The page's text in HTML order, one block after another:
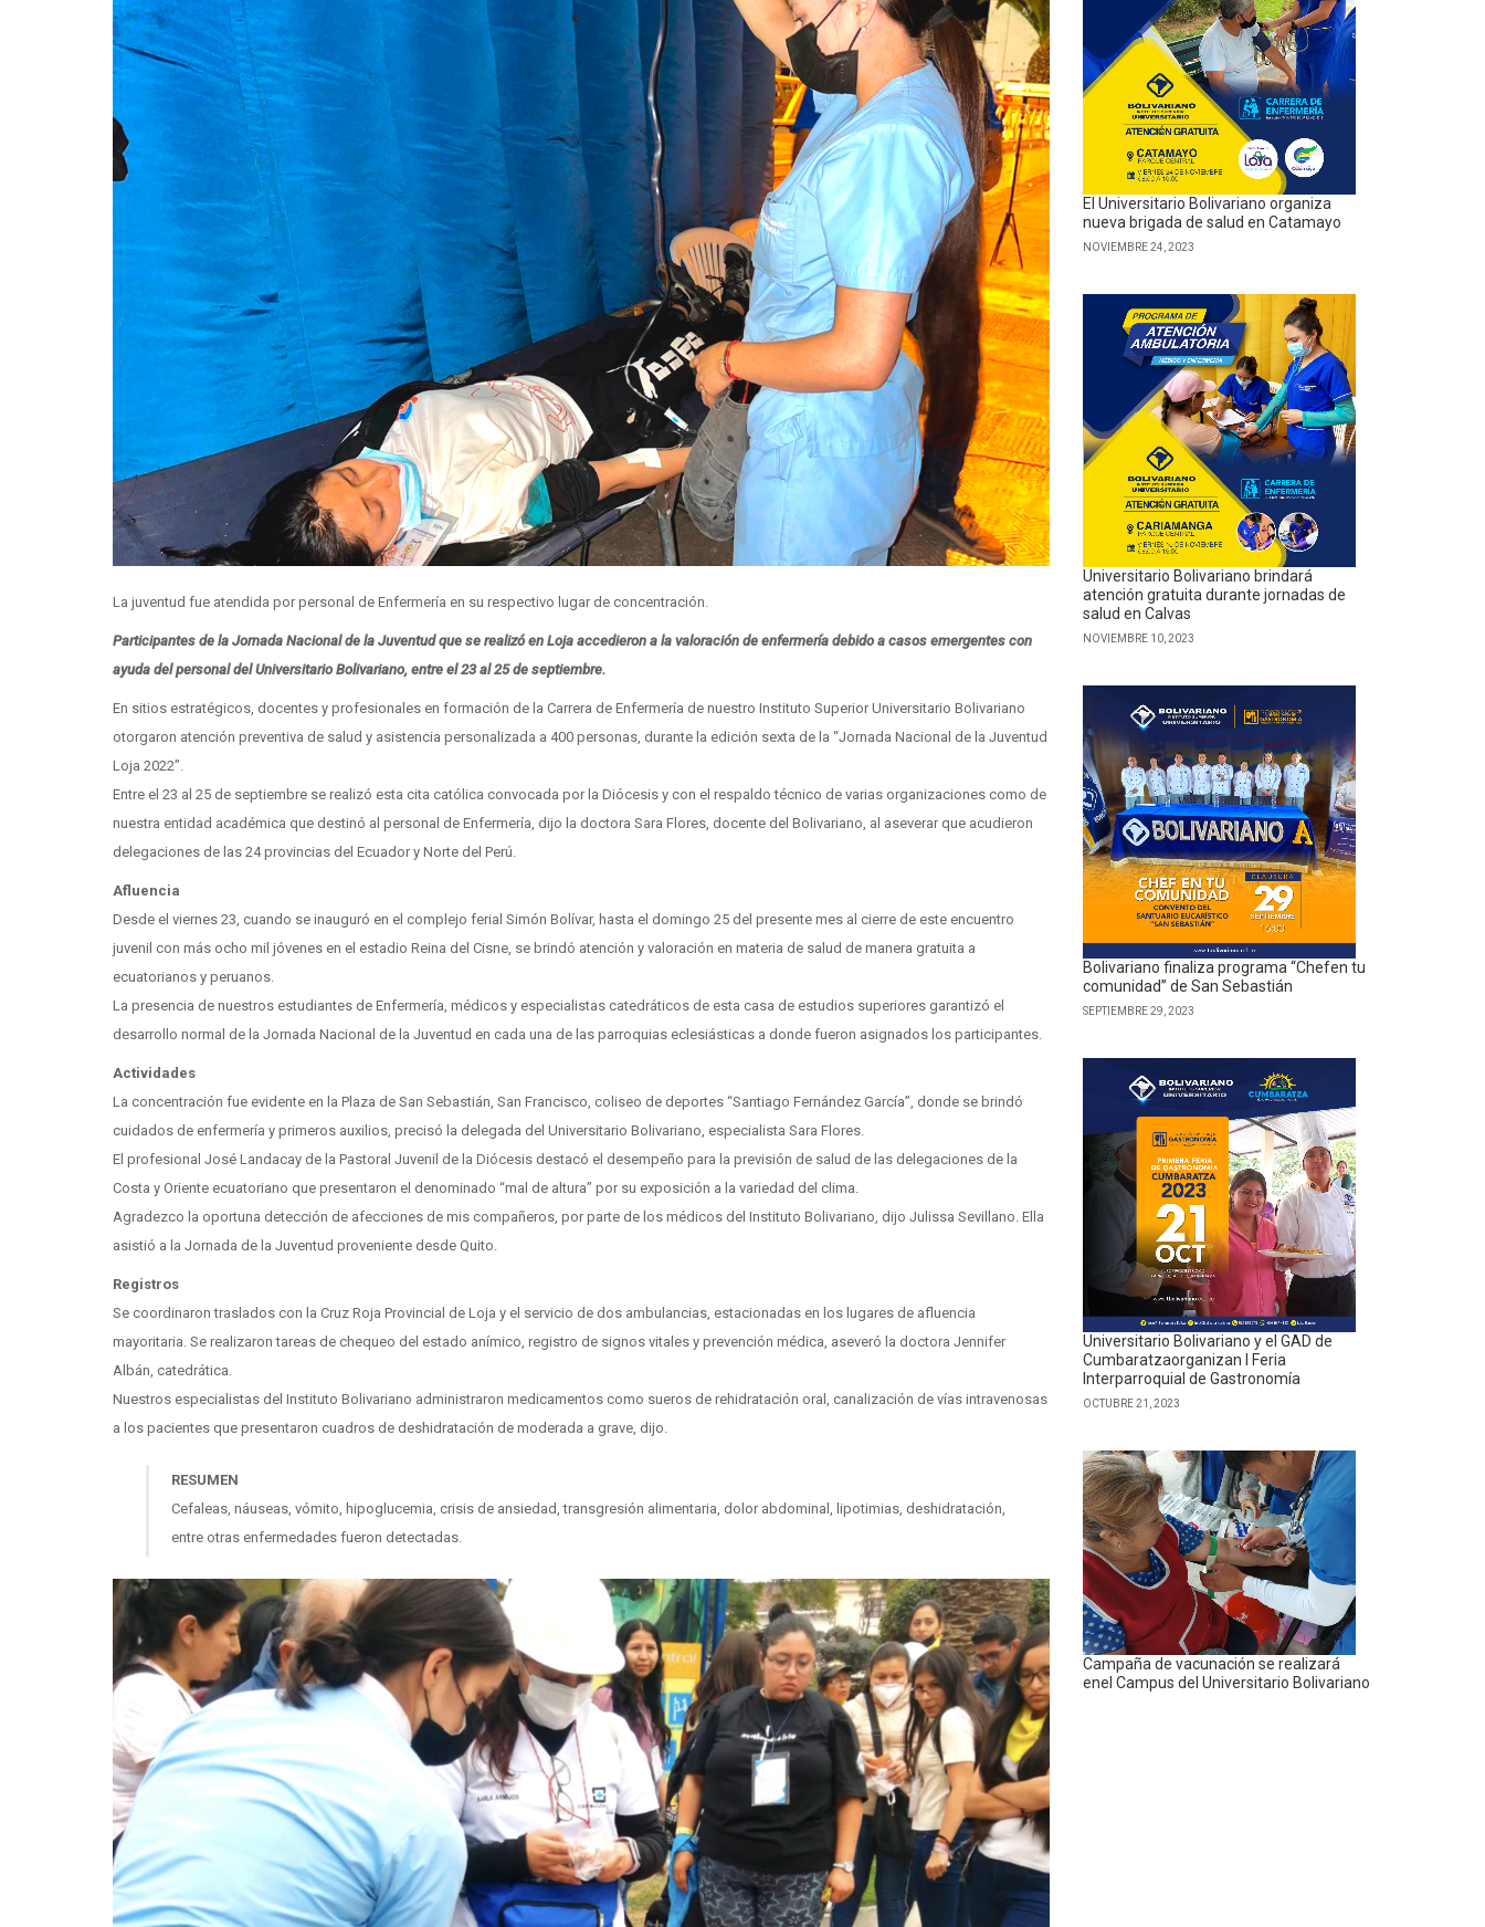
La juventud fue atendida por personal de Enfermería en su respectivo lugar de concentración.
Participantes de la Jornada Nacional de la Juventud que se realizó en Loja accedieron a la valoración de enfermería debido a casos emergentes con
ayuda del personal del Universitario Bolivariano, entre el 23 al 25 de septiembre.
En sitios estratégicos, docentes y profesionales en formación de la Carrera de Enfermería de nuestro Instituto Superior Universitario Bolivariano
otorgaron atención preventiva de salud y asistencia personalizada a 400 personas, durante la edición sexta de la “Jornada Nacional de la Juventud
Loja 2022”.
Entre el 23 al 25 de septiembre se realizó esta cita católica convocada por la Diócesis y con el respaldo técnico de varias organizaciones como de
nuestra entidad académica que destinó al personal de Enfermería, dijo la doctora Sara Flores, docente del Bolivariano, al aseverar que acudieron
delegaciones de las 24 provincias del Ecuador y Norte del Perú.
Afluencia
Desde el viernes 23, cuando se inauguró en el complejo ferial Simón Bolívar, hasta el domingo 25 del presente mes al cierre de este encuentro
juvenil con más ocho mil jóvenes en el estadio Reina del Cisne, se brindó atención y valoración en materia de salud de manera gratuita a
ecuatorianos y peruanos.
La presencia de nuestros estudiantes de Enfermería, médicos y especialistas catedráticos de esta casa de estudios superiores garantizó el
desarrollo normal de la Jornada Nacional de la Juventud en cada una de las parroquias eclesiásticas a donde fueron asignados los participantes.
Actividades
La concentración fue evidente en la Plaza de San Sebastián, San Francisco, coliseo de deportes “Santiago Fernández García”, donde se brindó
cuidados de enfermería y primeros auxilios, precisó la delegada del Universitario Bolivariano, especialista Sara Flores.
El profesional José Landacay de la Pastoral Juvenil de la Diócesis destacó el desempeño para la previsión de salud de las delegaciones de la
Costa y Oriente ecuatoriano que presentaron el denominado “mal de altura” por su exposición a la variedad del clima.
Agradezco la oportuna detección de afecciones de mis compañeros, por parte de los médicos del Instituto Bolivariano, dijo Julissa Sevillano. Ella
asistió a la Jornada de la Juventud proveniente desde Quito.
Registros
Se coordinaron traslados con la Cruz Roja Provincial de Loja y el servicio de dos ambulancias, estacionadas en los lugares de afluencia
mayoritaria. Se realizaron tareas de chequeo del estado anímico, registro de signos vitales y prevención médica, aseveró la doctora Jennifer
Albán, catedrática.
Nuestros especialistas del Instituto Bolivariano administraron medicamentos como sueros de rehidratación oral, canalización de vías intravenosas
a los pacientes que presentaron cuadros de deshidratación de moderada a grave, dijo.
RESUMEN
Cefaleas, náuseas, vómito, hipoglucemia, crisis de ansiedad, transgresión alimentaria, dolor abdominal, lipotimias, deshidratación,
entre otras enfermedades fueron detectadas.
El Universitario Bolivariano organiza
nueva brigada de salud en Catamayo
NOVIEMBRE 24, 2023
Universitario Bolivariano brindará
atención gratuita durante jornadas de
salud en Calvas
NOVIEMBRE 10, 2023
Bolivariano finaliza programa “Chefen tu
comunidad” de San Sebastián
SEPTIEMBRE 29, 2023
Universitario Bolivariano y el GAD de
Cumbaratzaorganizan I Feria
Interparroquial de Gastronomía
OCTUBRE 21, 2023
Campaña de vacunación se realizará
enel Campus del Universitario Bolivariano